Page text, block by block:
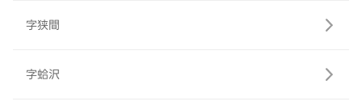
字狭間
字蛤沢